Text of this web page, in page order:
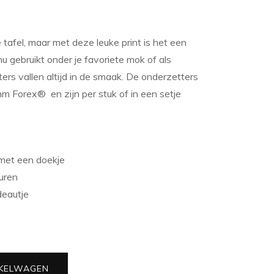
maar met deze leuke print is het een
gebruikt onder je favoriete mok of als
vallen altijd in de smaak. De onderzetters
Forex® en zijn per stuk of in een setje
een doekje